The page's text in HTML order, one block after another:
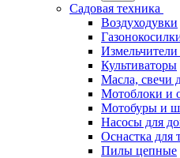
Садовая техника
Воздуходувки
Культиваторы
Масла, свечи
Мотоблоки и
Мотобуры и
Насосы для
Оснастка для
Пилы цепные